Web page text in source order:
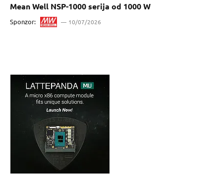
Mean Well NSP-1000 serija od 1000 W
Sponzor: 10/07/2026